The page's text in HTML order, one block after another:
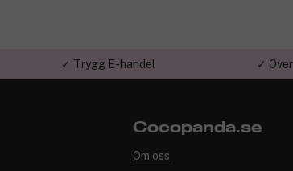
✓ Trygg E-handel ✓
Cocopanda.se
Om oss